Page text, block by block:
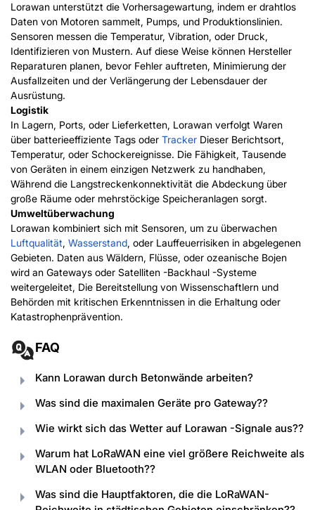
Lorawan unterstützt die Vorhersagewartung, indem er drahtlos
Daten von Motoren sammelt, Pumps, und Produktionslinien.
Sensoren messen die Temperatur, Vibration, oder Druck,
Identifizieren von Mustern. Auf diese Weise können Hersteller
Reparaturen planen, bevor Fehler auftreten, Minimierung der
Ausfallzeiten und der Verlängerung der Lebensdauer der
Ausrüstung.
Logistik
In Lagern, Ports, oder Lieferketten, Lorawan verfolgt Waren
über batterieeffiziente Tags oder Tracker Dieser Berichtsort,
Temperatur, oder Schockereignisse. Die Fähigkeit, Tausende
von Geräten in einem einzigen Netzwerk zu handhaben,
Während die Langstreckenkonnektivität die Abdeckung über
große Räume oder mehrstöckige Speicheranlagen sorgt.
Umweltüberwachung
Lorawan kombiniert sich mit Sensoren, um zu überwachen
Luftqualität, Wasserstand, oder Lauffeuerrisiken in abgelegenen
Gebieten. Daten aus Wäldern, Flüsse, oder ozeanische Bojen
wird an Gateways oder Satelliten -Backhaul -Systeme
weitergeleitet, Die Bereitstellung von Wissenschaftlern und
Behörden mit kritischen Erkenntnissen in die Erhaltung oder
Katastrophenprävention.
FAQ
Kann Lorawan durch Betonwände arbeiten?
Was sind die maximalen Geräte pro Gateway??
Wie wirkt sich das Wetter auf Lorawan -Signale aus??
Warum hat LoRaWAN eine viel größere Reichweite als
WLAN oder Bluetooth??
Was sind die Hauptfaktoren, die die LoRaWAN-